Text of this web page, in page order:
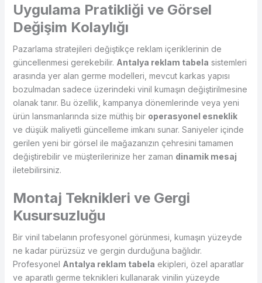
Uygulama Pratikliği ve Görsel
Değişim Kolaylığı
Pazarlama stratejileri değiştikçe reklam içeriklerinin de
güncellenmesi gerekebilir. Antalya reklam tabela sistemleri
arasında yer alan germe modelleri, mevcut karkas yapısı
bozulmadan sadece üzerindeki vinil kumaşın değiştirilmesine
olanak tanır. Bu özellik, kampanya dönemlerinde veya yeni
ürün lansmanlarında size müthiş bir operasyonel esneklik
ve düşük maliyetli güncelleme imkanı sunar. Saniyeler içinde
gerilen yeni bir görsel ile mağazanızın çehresini tamamen
değiştirebilir ve müşterilerinize her zaman dinamik mesaj
iletebilirsiniz.
Montaj Teknikleri ve Gergi
Kusursuzluğu
Bir vinil tabelanın profesyonel görünmesi, kumaşın yüzeyde
ne kadar pürüzsüz ve gergin durduğuna bağlıdır.
Profesyonel Antalya reklam tabela ekipleri, özel aparatlar
ve aparatlı germe teknikleri kullanarak vinilin yüzeyde